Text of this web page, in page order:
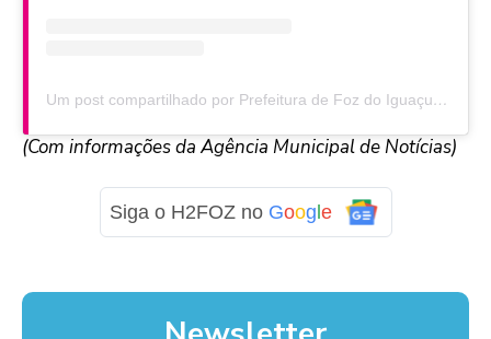
Um post compartilhado por Prefeitura de Foz do Iguaçu (@prefeituradefoz)
(Com informações da Agência Municipal de Notícias)
Siga o H2FOZ no Goog e